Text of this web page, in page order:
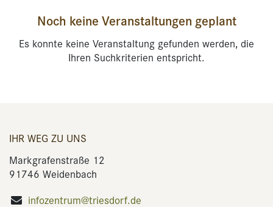
Noch keine Veranstaltungen geplant
Es konnte keine Veranstaltung gefunden werden, die
Ihren Suchkriterien entspricht.
IHR WEG ZU UNS
Markgrafenstraße 12
91746 Weidenbach
infozentrum@triesdorf.de